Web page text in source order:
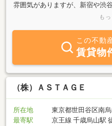
雰囲気がありますが、新宿や渋
ら16分で移動可能なアクセス良
商店、飲食店などが豊富にある
す。駅周辺の商店街から離れる
ます。日本大学が近く、また周
で、学生向けの物件が充実して
池公園、学問の神様を祀る菅原
っているのも、下高井戸に住む
も
この不動
賃貸物
（株）ＡＳＴＡＧＥ
所在地
東京都世田谷区南
最寄駅
京王線 千歳烏山駅